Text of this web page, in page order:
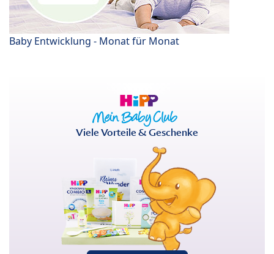
Baby Entwicklung - Monat für Monat
Viele Vorteile & Geschenke